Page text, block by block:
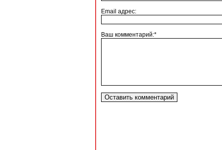
Email адрес:
Ваш комментарий:*